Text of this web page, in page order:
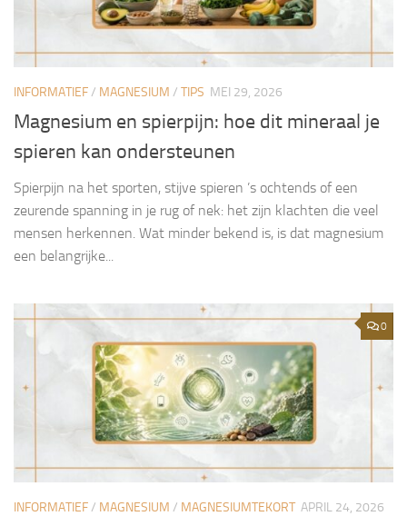
INFORMATIEF/ MAGNESIUM / TIPS MEI 29, 2026
Magnesium en spierpijn: hoe dit mineraal je
spieren kan ondersteunen
Spierpijn na het sporten, stijve spieren ’s ochtends of een
zeurende spanning in je rug of nek: het zijn klachten die veel
mensen herkennen. Wat minder bekend is, is dat magnesium
een belangrijke...
0
INFORMATIEF/ MAGNESIUM / MAGNESIUMTEKORT APRIL 24, 2026